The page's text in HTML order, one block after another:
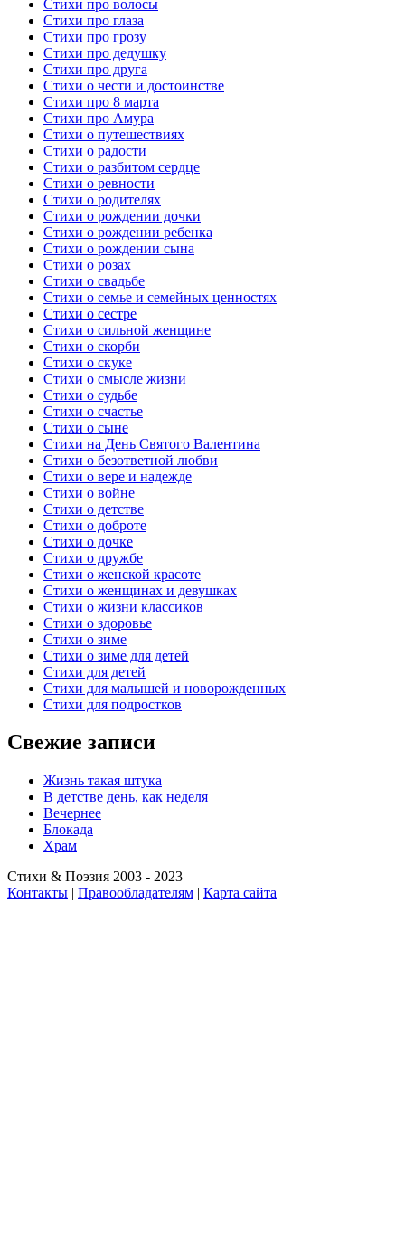
Стихи про волосы
Стихи про глаза
Стихи про грозу
Стихи про дедушку
Стихи про друга
Стихи о чести и достоинстве
Стихи про 8 марта
Стихи про Амура
Стихи о путешествиях
Стихи о радости
Стихи о разбитом сердце
Стихи о ревности
Стихи о родителях
Стихи о рождении дочки
Стихи о рождении ребенка
Стихи о рождении сына
Стихи о розах
Стихи о свадьбе
Стихи о семье и семейных ценностях
Стихи о сестре
Стихи о сильной женщине
Стихи о скорби
Стихи о скуке
Стихи о смысле жизни
Стихи о судьбе
Стихи о счастье
Стихи о сыне
Стихи на День Святого Валентина
Стихи о безответной любви
Стихи о вере и надежде
Стихи о войне
Стихи о детстве
Стихи о доброте
Стихи о дочке
Стихи о дружбе
Стихи о женской красоте
Стихи о женщинах и девушках
Стихи о жизни классиков
Стихи о здоровье
Стихи о зиме
Стихи о зиме для детей
Стихи для детей
Стихи для малышей и новорожденных
Стихи для подростков
Свежие записи
Жизнь такая штука
В детстве день, как неделя
Вечернее
Блокада
Храм
Стихи & Поэзия 2003 - 2023
Контакты | Правообладателям | Карта сайта